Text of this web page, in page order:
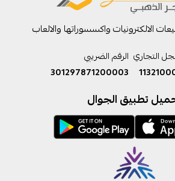
الالكترونيات واكسسوراتها والالعاب
التجاري الرقم الضريبي
301297871200003
تطبيق الجوال